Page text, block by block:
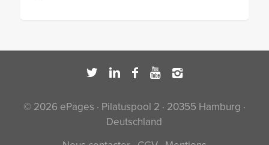
© 2026 ePages · Pilatuspool 2 · 20355 Hamburg ·
Deutschland